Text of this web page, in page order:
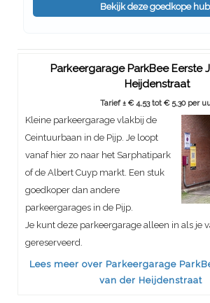
Bekijk deze goedkope
Parkeergarage ParkBee Eerste
Heijdenstraat
Tarief ± € 4,53 tot € 5,30 per
Kleine parkeergarage vlakbij de
Ceintuurbaan in de Pijp. Je loopt
vanaf hier zo naar het Sarphatipark
of de Albert Cuyp markt. Een stuk
goedkoper dan andere
parkeergarages in de Pijp.
Je kunt deze parkeergarage alleen in als je
gereserveerd.
Lees meer over Parkeergarage
van der Heijdenstraat